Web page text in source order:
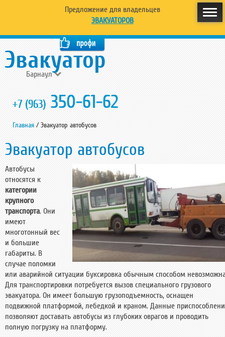
Предложение для владельцев
ЭВАКУАТОРОВ
Барнаул
+7 (963) 350-61-62
Главная /Эвакуатор автобусов
Эвакуатор автобусов
Автобусы
относятся к
категории
крупного
транспорта. Они
имеют
многотонный вес
и большие
габариты. В
случае поломки
или аварийной ситуации буксировка обычным способом
Для транспортировки потребуется вызов специального грузового
эвакуатора. Он имеет большую грузоподъемность, оснащен
подвижной платформой, лебедкой и краном. Данные
позволяют доставать автобусы из глубоких оврагов и проводить
полную погрузку на платформу.